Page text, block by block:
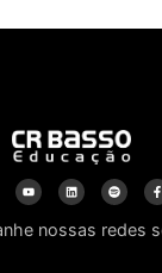
nossas redes